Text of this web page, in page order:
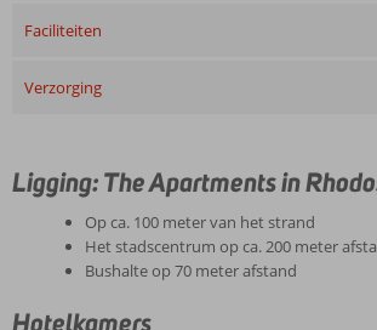
Faciliteiten
Verzorging
Ligging: The Apartments in
Op ca. 100 meter van het strand
Het stadscentrum op ca. 200 meter
Bushalte op 70 meter afstand
Hotelkamers